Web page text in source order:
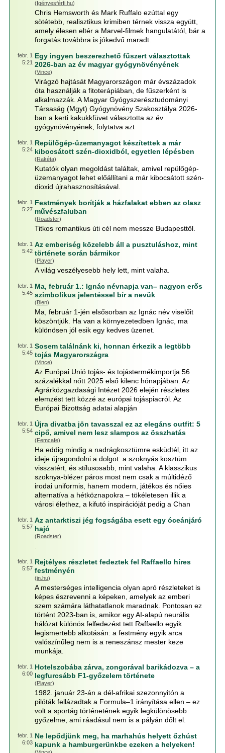
(Igényesférfi.hu)
Chris Hemsworth és Mark Ruffalo ezúttal egy
sötétebb, realisztikus krimiben térnek vissza együtt,
amely élesen eltér a Marvel-filmek hangulatától, bár a
forgatás továbbra is jókedvű maradt.
febr. 1
5:21
Egy ingyen beszerezhető fűszert választottak
2026-ban az év magyar gyógynövényének
(Vince)
Virágzó hajtását Magyarországon már évszázadok
óta használják a fitoterápiában, de fűszerként is
alkalmazzák. A Magyar Gyógyszerésztudományi
Társaság (Mgyt) Gyógynövény Szakosztálya 2026-
ban a kerti kakukkfüvet választotta az év
gyógynövényének, folytatva azt
febr. 1
5:24
Repülőgép-üzemanyagot készítettek a már
kibocsátott szén-dioxidból, egyetlen lépésben
(Rakéta)
Kutatók olyan megoldást találtak, amivel repülőgép-
üzemanyagot lehet előállítani a már kibocsátott szén-
dioxid újrahasznosításával.
febr. 1
5:27
Festmények borítják a házfalakat ebben az olasz
művészfaluban
(Roadster)
Titkos romantikus úti cél nem messze Budapesttől.
febr. 1
5:42
Az emberiség közelebb áll a pusztuláshoz, mint
története során bármikor
(Player)
A világ veszélyesebb hely lett, mint valaha.
febr. 1
5:45
Ma, február 1.: Ignác névnapja van– nagyon erős
szimbolikus jelentéssel bír a nevük
(Bien)
Ma, február 1-jén elsősorban az Ignác név viselőit
köszöntjük. Ha van a környezetedben Ignác, ma
különösen jól esik egy kedves üzenet.
febr. 1
5:45
Sosem találnánk ki, honnan érkezik a legtöbb
tojás Magyarországra
(Vince)
Az Európai Unió tojás- és tojástermékimportja 56
százalékkal nőtt 2025 első kilenc hónapjában. Az
Agrárközgazdasági Intézet 2026 elején részletes
elemzést tett közzé az európai tojáspiacról. Az
Európai Bizottság adatai alapján
febr. 1
5:54
Újra divatba jön tavasszal ez az elegáns outfit: 5
cipő, amivel nem lesz slampos az összhatás
(Femcafe)
Ha eddig mindig a nadrágkosztümre esküdtél, itt az
ideje újragondolni a dolgot: a szoknyás kosztüm
visszatért, és stílusosabb, mint valaha. A klasszikus
szoknya-blézer páros most nem csak a múltidéző
irodai uniformis, hanem modern, játékos és nőies
alternatíva a hétköznapokra – tökéletesen illik a
városi élethez, a kifutó inspirációját pedig a Chan
febr. 1
5:57
Az antarktiszi jég fogságába esett egy óceánjáró
hajó
(Roadster)
febr. 1
5:57
Rejtélyes részletet fedeztek fel Raffaello híres
festményén
(in.hu)
A mesterséges intelligencia olyan apró részleteket is
képes észrevenni a képeken, amelyek az emberi
szem számára láthatatlanok maradnak. Pontosan ez
történt 2023-ban is, amikor egy AI-alapú neurális
hálózat különös felfedezést tett Raffaello egyik
legismertebb alkotásán: a festmény egyik arca
valószínűleg nem is a reneszánsz mester keze
munkája.
febr. 1
6:00
Hotelszobába zárva, zongorával barikádozva – a
legfurcsább F1-győzelem története
(Player)
1982. január 23-án a dél-afrikai szezonnyitón a
pilóták fellázadtak a Formula–1 irányítása ellen – ez
volt a sportág történetének egyik legkülönösebb
győzelme, ami ráadásul nem is a pályán dőlt el.
febr. 1
6:03
Ne lepődjünk meg, ha marhahús helyett őzhúst
kapunk a hamburgerünkbe ezeken a helyeken!